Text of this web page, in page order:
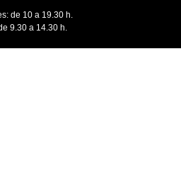
de 10 a 19.30 h.
9.30 a 14.30 h.